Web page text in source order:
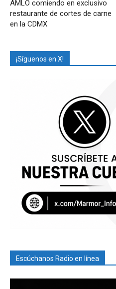
AMLO comiendo en exclusivo
restaurante de cortes de carne
en la CDMX
¡Síguenos en X!
Escúchanos Radio en línea